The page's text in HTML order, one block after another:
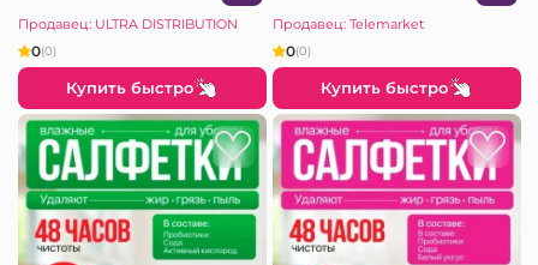
Продавец: ULTRA DISTRIBUTION
0(0)
Купить быстро
Продавец: Telemarket
0(0)
Купить быстро